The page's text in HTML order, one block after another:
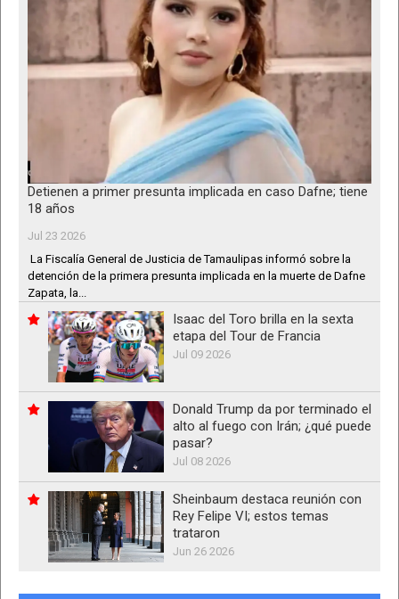
Detienen a primer presunta implicada en caso Dafne; tiene
18 años
Jul 23 2026
La Fiscalía General de Justicia de Tamaulipas informó sobre la
detención de la primera presunta implicada en la muerte de Dafne
Zapata, la...
Isaac del Toro brilla en la sexta
etapa del Tour de Francia
Jul 09 2026
Donald Trump da por terminado el
alto al fuego con Irán; ¿qué puede
pasar?
Jul 08 2026
Sheinbaum destaca reunión con
Rey Felipe VI; estos temas
trataron
Jun 26 2026